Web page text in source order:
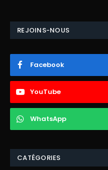
REJOINS-NOUS
Facebook
YouTube
WhatsApp
CATÉGORIES